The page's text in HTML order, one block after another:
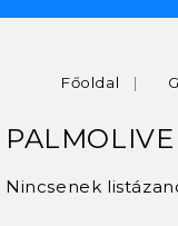
Főoldal
PALMOLIVE
Nincsenek